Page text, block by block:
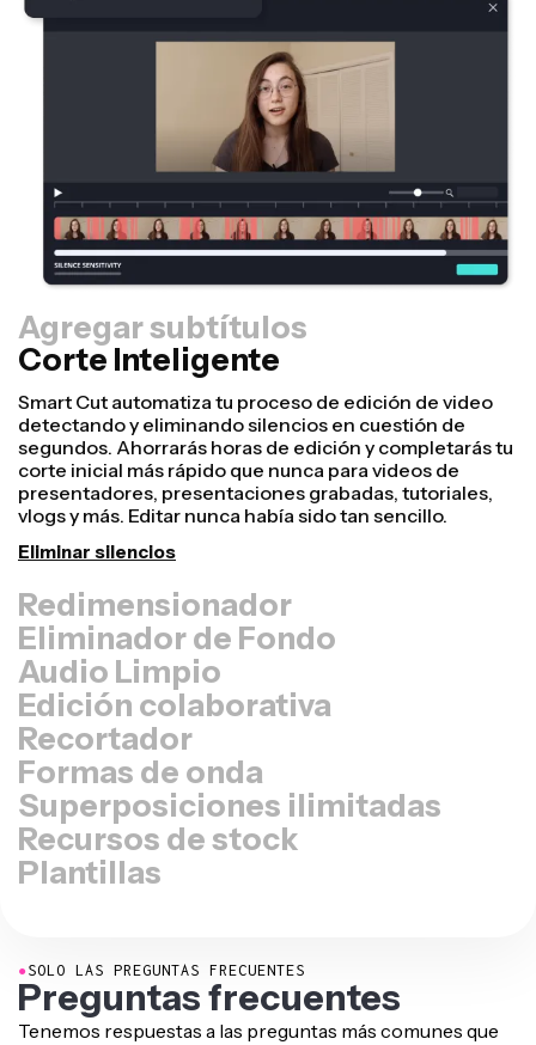
Agregar subtítulos
Corte Inteligente
Redimensionador
¡Reutiliza videos más rápido y hazlos ver más
profesionales con nuestra función de Resize Canvas!
En solo unos cuantos clics, puedes tomar un solo video
y ajustarlo para que tenga el tamaño perfecto en
cualquier otra plataforma, ya sea para TikTok, Youtube,
Instagram, Twitter, Linkedin o cualquier otro lugar.
Eliminador de Fondo
Audio Limpio
Edición colaborativa
Recortador
Formas de onda
Superposiciones ilimitadas
Recursos de stock
Plantillas
●SOLO LAS PREGUNTAS FRECUENTES
Preguntas frecuentes
Tenemos respuestas a las preguntas más comunes que